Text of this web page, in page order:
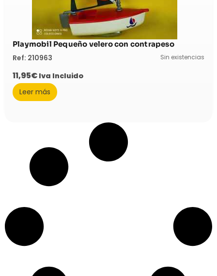
Playmobil Pequeño velero con contrapeso
Ref: 210963 Sin existencias
11,95€ Iva Incluido
Leer más